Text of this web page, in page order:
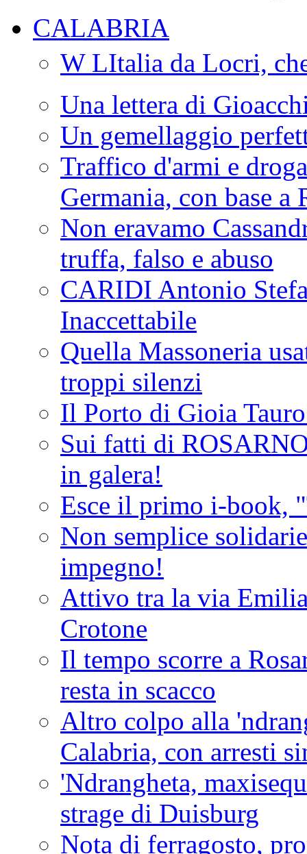
CALABRIA
W LItalia da Locri,
Una lettera di
Un gemellaggio
Traffico d'armi e
Germania, con base a
Non eravamo
truffa, falso e abuso
CARIDI Antonio
Inaccettabile
Quella Massoneria
troppi silenzi
Il Porto di Gioia
Sui fatti di
in galera!
Esce il primo i-book,
Non semplice
impegno!
Attivo tra la via
Crotone
Il tempo scorre a
resta in scacco
Altro colpo alla
Calabria, con arresti
'Ndrangheta,
strage di Duisburg
Nota di ferragosto,